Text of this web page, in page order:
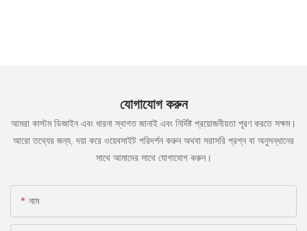
যোগাযোগ করুন
আমরা কাস্টম ডিজাইন এবং ধারনা স্বাগত জানাই এবং নির্দিষ্ট প্রয়োজনীয়তা পূরণ করতে সক্ষম।
আরো তথ্যের জন্য, দয়া করে ওয়েবসাইট পরিদর্শন করুন অথবা সরাসরি প্রশ্ন বা অনুসন্ধানের
সাথে আমাদের সাথে যোগাযোগ করুন।
নাম